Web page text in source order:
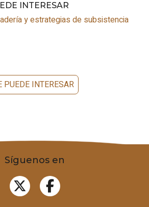
INTERESAR
y estrategias de subsistencia
PUEDE INTERESAR
Síguenos en